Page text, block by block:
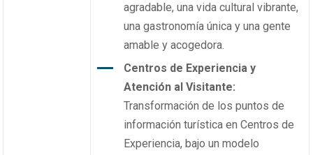
agradable, una vida cultural vibrante,
una gastronomía única y una gente
amable y acogedora.
Centros de Experiencia y
Atención al Visitante:
Transformación de los puntos de
información turística en Centros de
Experiencia, bajo un modelo